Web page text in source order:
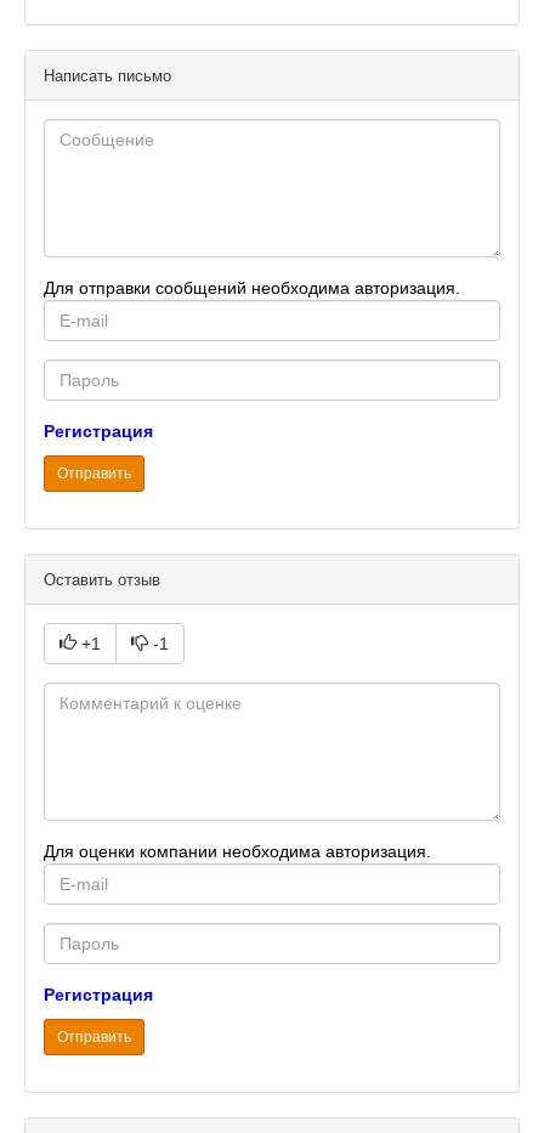
Написать письмо
Для отправки сообщений необходима авторизация.
mail
Password
Регистрация
Отправить
Оставить отзыв
+1 -1
Для оценки компании необходима авторизация.
mail
Password
Регистрация
Отправить